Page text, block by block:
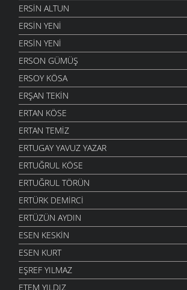
ERSIN ALTUN
ERSIN YENI
ERSIN YENI
ERSON GÜMÜŞ
ERSOY KÖSA
ERŞAN TEKIN
ERTAN KÖSE
ERTAN TEMIZ
ERTUGAY YAVUZ YAZAR
ERTUĞRUL KÖSE
ERTUĞRUL TÖRÜN
ERTÜRK DEMIRCI
ERTÜZÜN AYDIN
ESEN KESKIN
ESEN KURT
EŞREF YILMAZ
ETEM YILDIZ